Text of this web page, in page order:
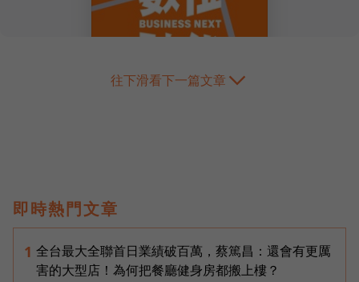
往下滑看下一篇文章
即時熱門文章
1 全台最大全聯首日業績破百萬，蔡篤昌：還會有更厲
害的大型店！為何把餐廳健身房都搬上樓？